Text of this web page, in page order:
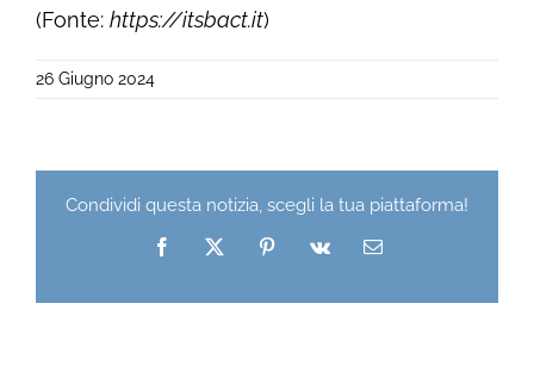
(Fonte: https://itsbact.it)
26 Giugno 2024
Condividi questa notizia, scegli la tua piattaforma!
Facebook
X Pinterest
Vk Email